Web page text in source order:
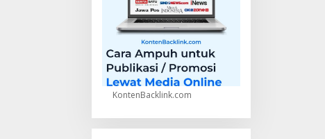
KontenBacklink.com